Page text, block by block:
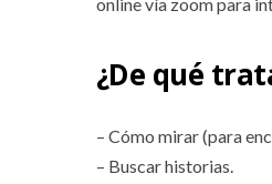
¿De qué
– Cómo mirar (para
– Buscar historias.